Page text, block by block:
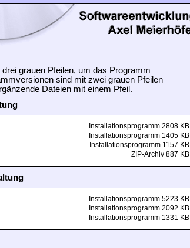
grauen Pfeilen, um das Programm
sind mit zwei grauen Pfeilen
Dateien mit einem Pfeil.
Installationsprogramm 2808 KB
Installationsprogramm 1405 KB
Installationsprogramm 1157 KB
ZIP-Archiv 887 KB
Installationsprogramm 5223 KB
Installationsprogramm 2092 KB
Installationsprogramm 1331 KB